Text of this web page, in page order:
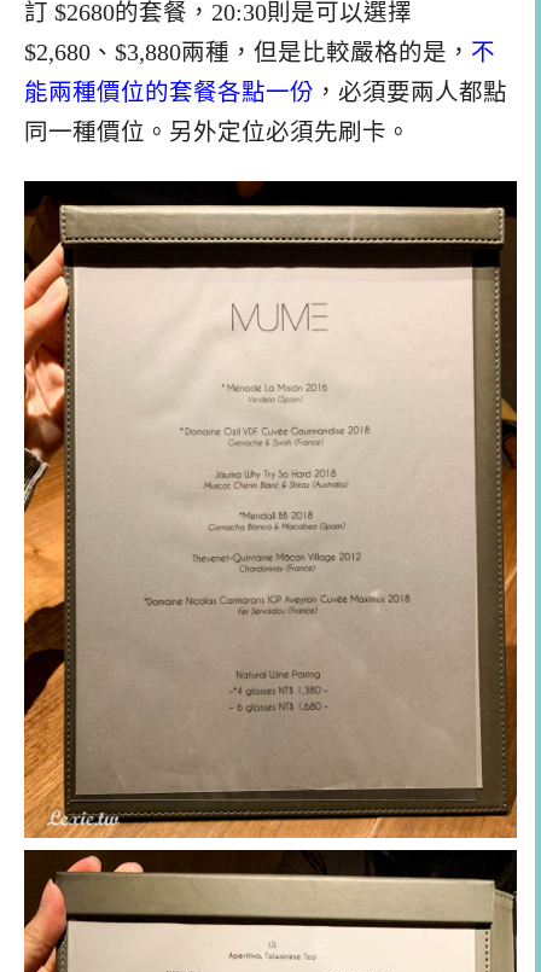
訂 $2680的套餐，20:30則是可以選擇
$2,680、$3,880兩種，但是比較嚴格的是， 不
能兩種價位的套餐各點一份 ，必須要兩人都點
同一種價位。另外定位必須先刷卡。